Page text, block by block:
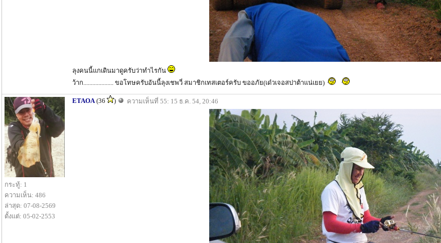
ลุงคนนี้แกเดินมาดูครับว่าทำไรกัน
ว้าก.................... ขอโทษครับอันนี้ลุงเชพวี่ สมาชิกเทสเตอร์ครับ ขออภัย(เด๋วเจอสปาต้าแน่เยย)
กระทู้: 1
ความเห็น: 486
ล่าสุด: 07-08-2569
ตั้งแต่: 05-02-2553
ETAOA (36 ) ความเห็นที่ 55: 15 ธ.ค. 54, 20:46